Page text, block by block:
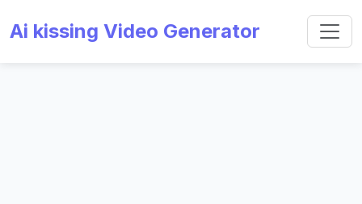
Ai kissing Video Generator